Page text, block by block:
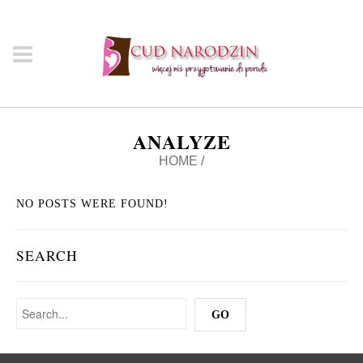
ANALYZE
HOME /
NO POSTS WERE FOUND!
SEARCH